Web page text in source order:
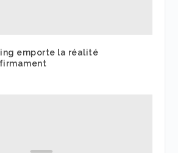
emporte la réalité